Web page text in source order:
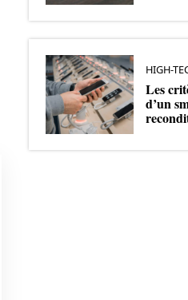
HIGH-
Les
d’un